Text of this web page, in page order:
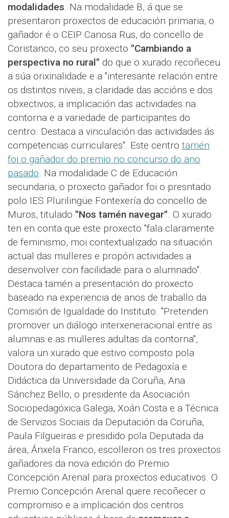
modalidades . Na modalidade B, á que se
presentaron proxectos de educación primaria, o
gañador é o CEIP Canosa Rus, do concello de
Coristanco, co seu proxecto "Cambiando a
perspectiva no rural" do que o xurado recoñeceu
a súa orixinalidade e a "interesante relación entre
os distintos niveis, a claridade das accións e dos
obxectivos, a implicación das actividades na
contorna e a variedade de participantes do
centro. Destaca a vinculación das actividades ás
competencias curriculares". Este centro tamén
foi o gañador do premio no concurso do ano
pasado . Na modalidade C de Educación
secundaria, o proxecto gañador foi o presntado
polo IES Plurilingüe Fontexería do concello de
Muros, titulado "Nos tamén navegar" . O xurado
ten en conta que este proxecto "fala claramente
de feminismo, moi contextualizado na situación
actual das mulleres e propón actividades a
desenvolver con facilidade para o alumnado".
Destaca tamén a presentación do proxecto
baseado na experiencia de anos de traballo da
Comisión de Igualdade do Instituto. "Pretenden
promover un diálogo interxeneracional entre as
alumnas e as mulleres adultas da contorna",
valora un xurado que estivo composto pola
Doutora do departamento de Pedagoxía e
Didáctica da Universidade da Coruña, Ana
Sánchez Bello, o presidente da Asociación
Sociopedagóxica Galega, Xoán Costa e a Técnica
de Servizos Sociais da Deputación da Coruña,
Paula Filgueiras e presidido pola Deputada da
área, Ánxela Franco, escolleron os tres proxectos
gañadores da nova edición do Premio
Concepción Arenal para proxectos educativos. O
Premio Concepción Arenal quere recoñecer o
compromiso e a implicación dos centros